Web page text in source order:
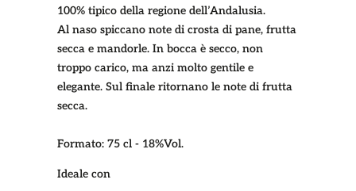
100% tipico della regione dell’Andalusia.
Al naso spiccano note di crosta di pane, frutta
secca e mandorle. In bocca è secco, non
troppo carico, ma anzi molto gentile e
elegante. Sul finale ritornano le note di frutta
secca.
Formato: 75 cl - 18%Vol.
Ideale con